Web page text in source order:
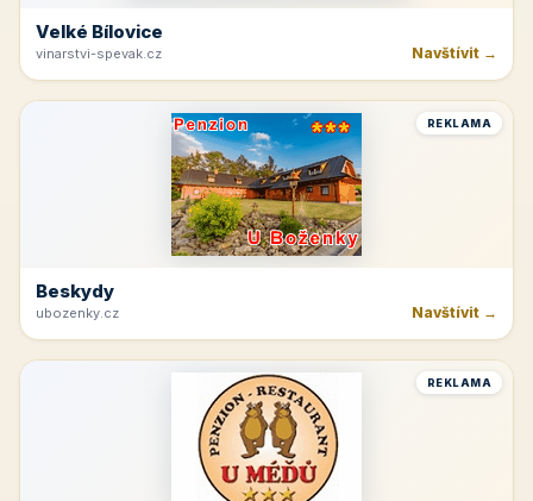
Velké Bílovice
vinarstvi-spevak.cz Navštívit →
REKLAMA
Beskydy
ubozenky.cz Navštívit →
REKLAMA